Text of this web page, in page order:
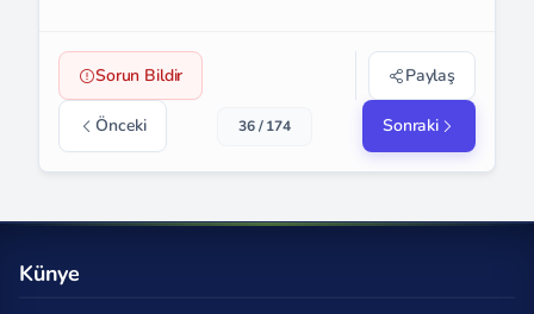
Sorun Bildir Paylaş
Önceki 36 / 174 Sonraki
Künye